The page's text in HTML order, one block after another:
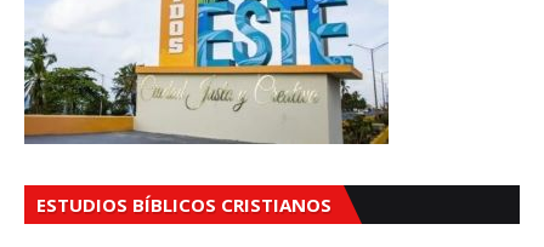
ESTUDIOS BÍBLICOS CRISTIANOS